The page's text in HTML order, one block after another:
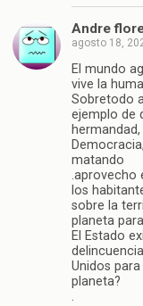
Andre
agosto 18,
El mundo
vive la
Sobretodo
ejemplo de
matando
.aprovecho
los
sobre la
planeta
El Estado
Unidos
planeta?
.